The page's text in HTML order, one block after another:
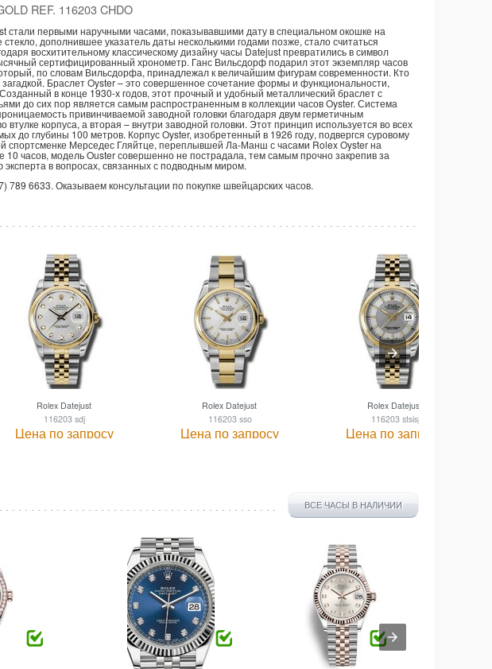
REF. 116203 CHDO
стали первыми наручными часами, показывавшими дату в специальном окошке на
дополнившее указатель даты несколькими годами позже, стало считаться
восхитительному классическому дизайну часы Datejust превратились в символ
сертифицированный хронометр. Ганс Вильсдорф подарил этот экземпляр часов
по словам Вильсдорфа, принадлежал к величайшим фигурам современности. Кто
Браслет Oyster – это совершенное сочетание формы и функциональности,
в конце 1930-х годов, этот прочный и удобный металлический браслет с
до сих пор является самым распространенным в коллекции часов Oyster. Система
привинчиваемой заводной головки благодаря двум герметичным
втулке корпуса, а вторая – внутри заводной головки. Этот принцип используется во всех
до глубины 100 метров. Корпус Oyster, изобретенный в 1926 году, подвергся суровому
спортсменке Мерседес Гляйтце, переплывшей Ла-Манш с часами Rolex Oyster на
10 часов, модель Ouster совершенно не пострадала, тем самым прочно закрепив за
в вопросах, связанных с подводным миром.
789 6633. Оказываем консультации по покупке швейцарских часов.
Rolex Datejust
116203 sdj
Цена по запросу
Rolex Datejust
116203 sso
Цена по запросу
Rolex Datejust
116203 stsisj
Цена по запросу
ВСЕ ЧАСЫ В НАЛИЧИИ